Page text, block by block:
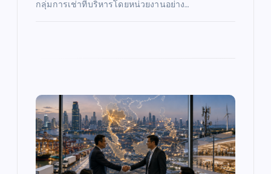
กลุ่มการเช่าที่บริหารโดยหน่วยงานอย่าง…